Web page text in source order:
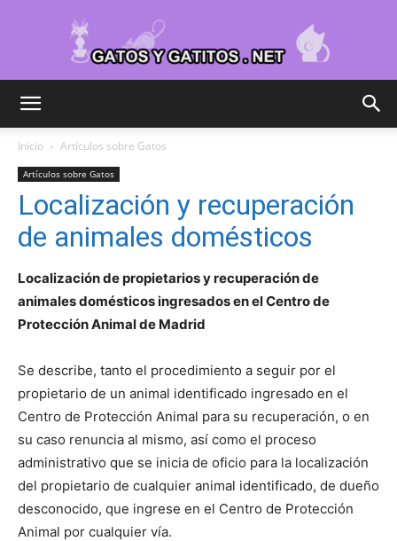
–
Razas
Inicio Artículos sobre Gatos
Artículos sobre Gatos
Localización y recuperación
de animales domésticos
Localización de propietarios y recuperación de
animales domésticos ingresados en el Centro de
Protección Animal de Madrid
Se describe, tanto el procedimiento a seguir por el
propietario de un animal identificado ingresado en el
Centro de Protección Animal para su recuperación, o en
su caso renuncia al mismo, así como el proceso
administrativo que se inicia de oficio para la localización
del propietario de cualquier animal identificado, de dueño
desconocido, que ingrese en el Centro de Protección
Animal por cualquier vía.